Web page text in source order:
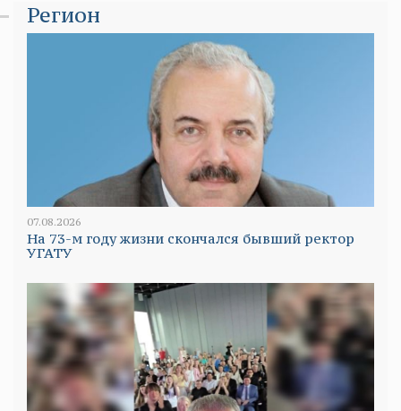
Регион
07.08.2026
На 73-м году жизни скончался бывший ректор
УГАТУ